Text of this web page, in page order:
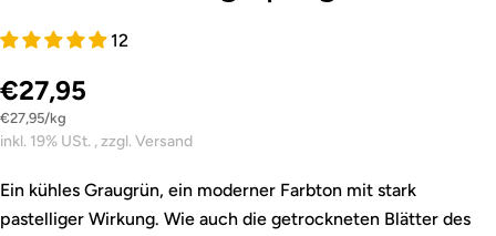
12
€27,95
Stückpreis
€27,95/
pro kg
inkl. 19% USt. , zzgl. Versand
Ein kühles Graugrün, ein moderner Farbton mit stark
pastelliger Wirkung. Wie auch die getrockneten Blätter des